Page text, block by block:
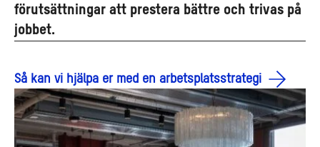
förutsättningar att prestera bättre och trivas på
jobbet.
Så kan vi hjälpa er med en arbetsplatsstrategi